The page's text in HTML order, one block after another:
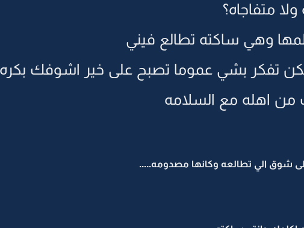
متفاجاه؟
وهي ساكته تطالع فيني
تفكر بشي عموما تصبح على خير اشوفك بكره
من اهله مع السلامه
شوق الي تطالعه وكانها مصدومه.....